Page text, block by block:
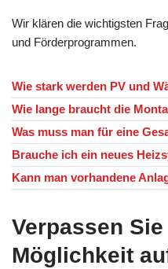
Wir klären die wichtigsten
und Förderprogrammen.
Wie stark werden PV und
Wie lange braucht die
Was muss man für eine
Brauche ich ein neues
Kann man vorhandene
Verpassen
Möglichkeit